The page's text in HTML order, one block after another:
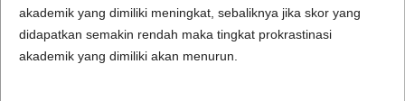
akademik yang dimiliki meningkat, sebaliknya jika skor yang
didapatkan semakin rendah maka tingkat prokrastinasi
akademik yang dimiliki akan menurun.